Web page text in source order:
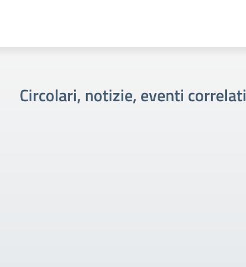
Circolari, notizie, eventi correlati